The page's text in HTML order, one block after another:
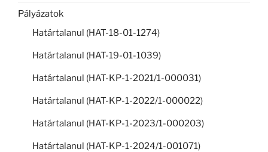
Pályázatok
Határtalanul (HAT-18-01-1274)
Határtalanul (HAT-19-01-1039)
Határtalanul (HAT-KP-1-2021/1-000031)
Határtalanul (HAT-KP-1-2022/1-000022)
Határtalanul (HAT-KP-1-2023/1-000203)
Határtalanul (HAT-KP-1-2024/1-001071)